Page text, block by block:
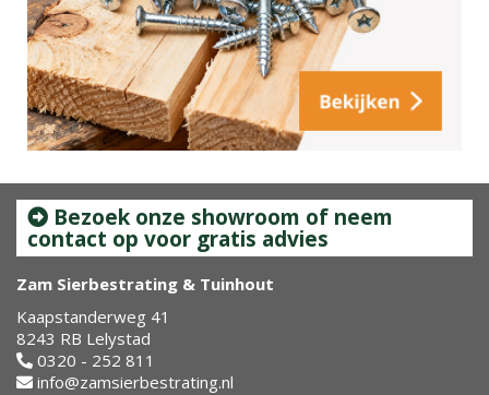
Bezoek onze showroom of neem
contact op voor gratis advies
Zam Sierbestrating & Tuinhout
Kaapstanderweg 41
8243 RB Lelystad
0320 - 252 811
info@zamsierbestrating.nl